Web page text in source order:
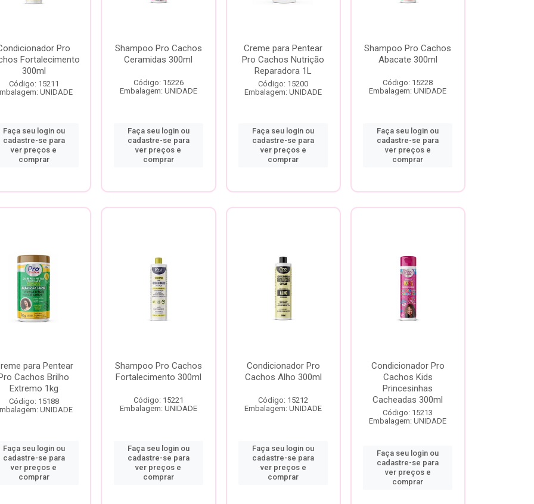
Pro
Fortalecimento
300ml
Código: 15211
UNIDADE
Faça seu login ou
cadastre-se para
ver preços e
comprar
Shampoo Pro Cachos
Ceramidas 300ml
Código: 15226
Embalagem: UNIDADE
Faça seu login ou
cadastre-se para
ver preços e
comprar
Creme para Pentear
Pro Cachos Nutrição
Reparadora 1L
Código: 15200
Embalagem: UNIDADE
Faça seu login ou
cadastre-se para
ver preços e
comprar
Shampoo Pro Cachos
Abacate 300ml
Código: 15228
Embalagem: UNIDADE
Faça seu login ou
cadastre-se para
ver preços e
comprar
para Pentear
Cachos Brilho
Extremo 1kg
Código: 15188
UNIDADE
Faça seu login ou
cadastre-se para
ver preços e
comprar
Shampoo Pro Cachos
Fortalecimento 300ml
Código: 15221
Embalagem: UNIDADE
Faça seu login ou
cadastre-se para
ver preços e
comprar
Condicionador Pro
Cachos Alho 300ml
Código: 15212
Embalagem: UNIDADE
Faça seu login ou
cadastre-se para
ver preços e
comprar
Condicionador Pro
Cachos Kids
Princesinhas
Cacheadas 300ml
Código: 15213
Embalagem: UNIDADE
Faça seu login ou
cadastre-se para
ver preços e
comprar